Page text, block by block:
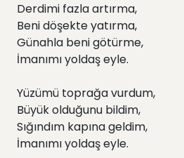
Derdimi fazla artırma,
Beni döşekte yatırma,
Günahla beni götürme,
İmanımı yoldaş eyle.
Yüzümü toprağa vurdum,
Büyük olduğunu bildim,
Sığındım kapına geldim,
İmanımı yoldaş eyle.